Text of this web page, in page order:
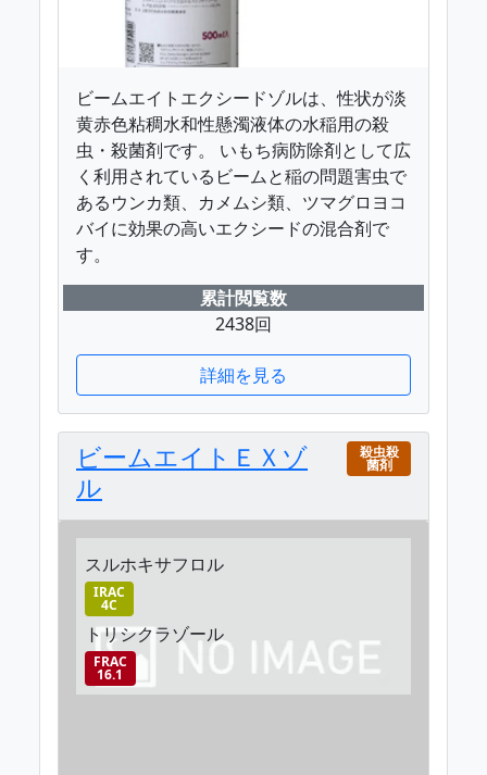
ビームエイトエクシードゾルは、性状が淡
黄赤色粘稠水和性懸濁液体の水稲用の殺
虫・殺菌剤です。 いもち病防除剤として広
く利用されているビームと稲の問題害虫で
あるウンカ類、カメムシ類、ツマグロヨコ
バイに効果の高いエクシードの混合剤で
す。
累計閲覧数
2438回
詳細を見る
ビームエイトＥＸゾ
ル
殺虫殺
菌剤
スルホキサフロル
IRAC
4C
トリシクラゾール
FRAC
16.1